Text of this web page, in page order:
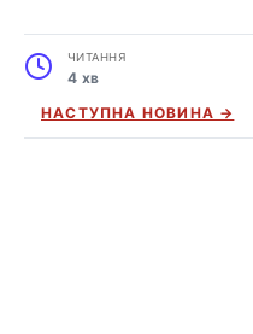
ЧИТАННЯ
4 хв
НАСТУПНА НОВИНА →